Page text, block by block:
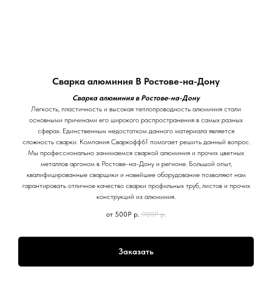
Сварка алюминия В Ростове-на-Дону
Сварка алюминия в Ростове-на-Дону
Легкость, пластичность и высокая теплопроводность алюминия стали
основными причинами его широкого распространения в самых разных
сферах. Единственным недостатком данного материала является
сложность сварки. Компания Сваркофф61 помогает решить данный вопрос.
Мы профессионально занимаемся сваркой алюминия и прочих цветных
металлов аргоном в Ростове-на-Дону и регионе. Большой опыт,
квалифицированные сварщики и новейшее оборудование позволяют нам
гарантировать отличное качество сварки профильных труб, листов и прочих
конструкций из алюминия.
от 500Р р. 900Р р.
Заказать